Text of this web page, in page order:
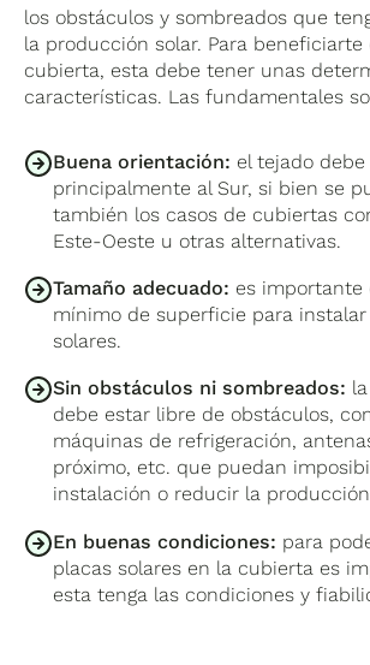
los obstáculos y sombreados que
la producción solar. Para beneficiarte
cubierta, esta debe tener unas
características. Las fundamentales
Buena orientación: el tejado
principalmente al Sur, si bien se
también los casos de cubiertas
Este-Oeste u otras alternativas.
Tamaño adecuado: es
mínimo de superficie para
solares.
Sin obstáculos ni sombreados:
debe estar libre de obstáculos,
máquinas de refrigeración,
próximo, etc. que puedan
instalación o reducir la
En buenas condiciones: para
placas solares en la cubierta es
esta tenga las condiciones y